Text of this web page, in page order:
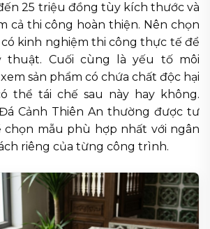
25 triệu đồng tùy kích thước và
cả thi công hoàn thiện. Nên chọn
kinh nghiệm thi công thực tế để
thuật. Cuối cùng là yếu tố môi
sản phẩm có chứa chất độc hại
thể tái chế sau này hay không.
Cảnh Thiên An thường được tư
chọn mẫu phù hợp nhất với ngân
riêng của từng công trình.